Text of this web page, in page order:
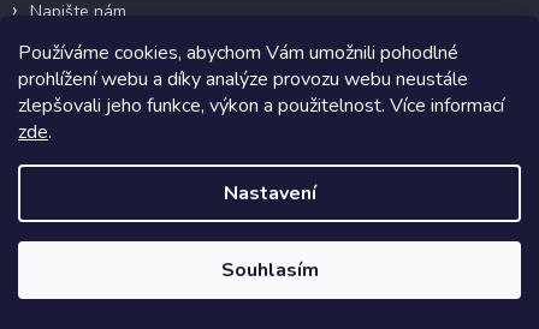
Používáme cookies, abychom Vám umožnili pohodlné
prohlížení webu a díky analýze provozu webu neustále
zlepšovali jeho funkce, výkon a použitelnost. Více informací
zde.
Nastavení
Souhlasím
Napište nám
Mapa serveru
Značky
Moje objednávka
Kontakt
prodej-pneumatik.cz